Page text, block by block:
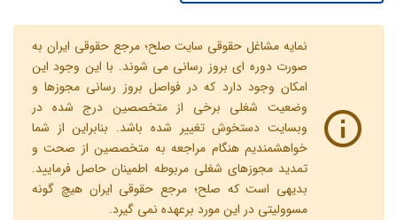
نمایه مشاغل حقوقی سایت صلح؛ مرجع حقوقی ایران به
صورت دوره ای بروز رسانی می شوند. با این وجود این
امکان وجود دارد که در فواصل بروز رسانی مجوزها و
وضعیت شغلی برخی از متخصصین درج شده در
وبسایت دستخوش تغییر شده باشد. بنابراین از شما
خواهشمندیم هنگام مراجعه به متخصصین از صحت و
تمدید مجوزهای شغلی مربوطه اطمینان حاصل فرمایید.
بدیهی است که صلح؛ مرجع حقوقی ایران هیچ گونه
مسوولیتی در این مورد برعهده نمی گیرد.